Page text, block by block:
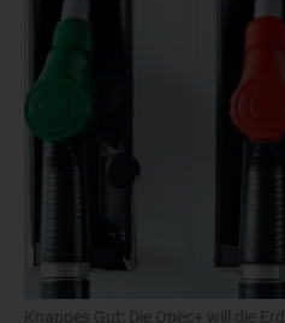
Knappes Gut: Die Opec+ will die